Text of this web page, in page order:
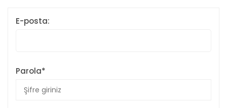
E-posta:
Parola*